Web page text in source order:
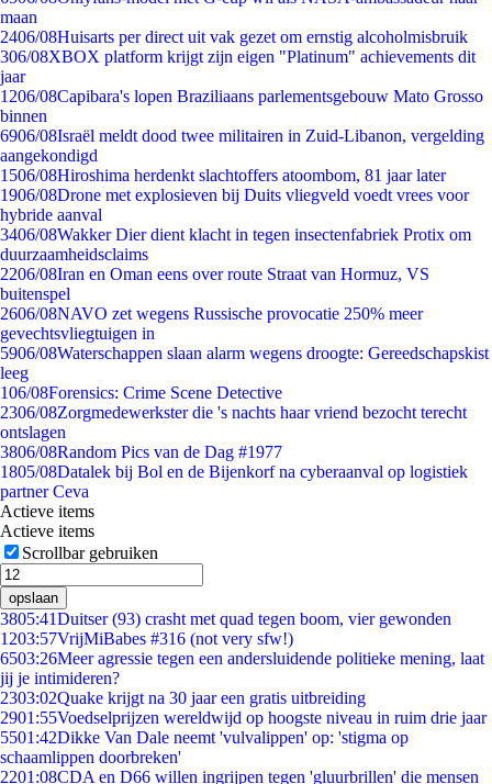
maan
2406/08Huisarts per direct uit vak gezet om ernstig alcoholmisbruik
306/08XBOX platform krijgt zijn eigen "Platinum" achievements dit
jaar
1206/08Capibara's lopen Braziliaans parlementsgebouw Mato Grosso
binnen
6906/08Israël meldt dood twee militairen in Zuid-Libanon, vergelding
aangekondigd
1506/08Hiroshima herdenkt slachtoffers atoombom, 81 jaar later
1906/08Drone met explosieven bij Duits vliegveld voedt vrees voor
hybride aanval
3406/08Wakker Dier dient klacht in tegen insectenfabriek Protix om
duurzaamheidsclaims
2206/08Iran en Oman eens over route Straat van Hormuz, VS
buitenspel
2606/08NAVO zet wegens Russische provocatie 250% meer
gevechtsvliegtuigen in
5906/08Waterschappen slaan alarm wegens droogte: Gereedschapskist
leeg
106/08Forensics: Crime Scene Detective
2306/08Zorgmedewerkster die 's nachts haar vriend bezocht terecht
ontslagen
3806/08Random Pics van de Dag #1977
1805/08Datalek bij Bol en de Bijenkorf na cyberaanval op logistiek
partner Ceva
Actieve items
Actieve items
Scrollbar gebruiken
opslaan
3805:41Duitser (93) crasht met quad tegen boom, vier gewonden
1203:57VrijMiBabes #316 (not very sfw!)
6503:26Meer agressie tegen een andersluidende politieke mening, laat
jij je intimideren?
2303:02Quake krijgt na 30 jaar een gratis uitbreiding
2901:55Voedselprijzen wereldwijd op hoogste niveau in ruim drie jaar
5501:42Dikke Van Dale neemt 'vulvalippen' op: 'stigma op
schaamlippen doorbreken'
2201:08CDA en D66 willen ingrijpen tegen 'gluurbrillen' die mensen